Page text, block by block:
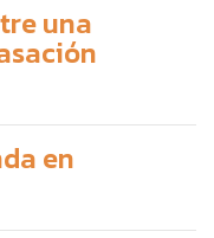
una
en